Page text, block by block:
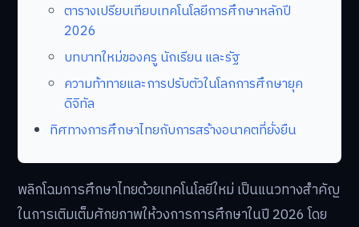
ตารางเปรียบเทียบเทคโนโลยีการศึกษาหลักปี
2026
บทบาทใหม่ของครู นักเรียน และรัฐ
ความท้าทายและการปรับตัวในโลกการศึกษายุค
ดิจิทัล
ทิศทางการศึกษาไทยกับการสร้างอนาคตที่ยั่งยืน
พลิกโฉมการศึกษาไทยด้วยเทคโนโลยีใหม่ เป็นแนวทางสำคัญ
ในการเติมเต็มศักยภาพให้วงการการศึกษาในปี 2026 โดย